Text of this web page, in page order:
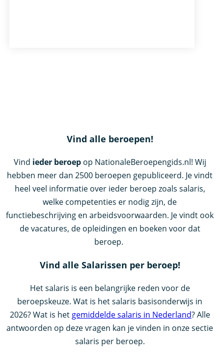
Vind alle beroepen!
Vind ieder beroepop NationaleBeroepengids.nl! Wij
hebben meer dan 2500 beroepen gepubliceerd. Je vindt
heel veel informatie over ieder beroep zoals salaris,
welke competenties er nodig zijn, de
functiebeschrijving en arbeidsvoorwaarden. Je vindt ook
de vacatures, de opleidingen en boeken voor dat
beroep.
Vind alle Salarissen per beroep!
Het salaris is een belangrijke reden voor de
beroepskeuze. Wat is het salaris basisonderwijs in
2026? Wat is hetgemiddelde salaris in Nederland? Alle
antwoorden op deze vragen kan je vinden in onze sectie
salaris per beroep.